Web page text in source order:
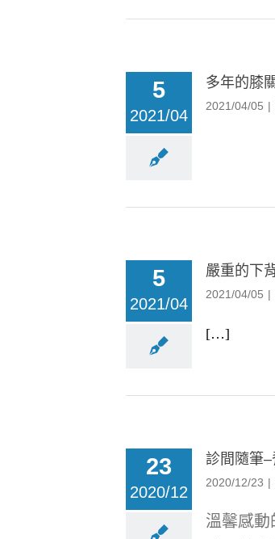
5
2021/04
多年的膝
2021/04/05 |
5
2021/04
嚴重的下
2021/04/05 |
[…]
23
2020/12
診間隨筆
2020/12/23 |
溫馨感